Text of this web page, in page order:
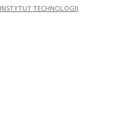
INSTYTUT TECHNOLOGII